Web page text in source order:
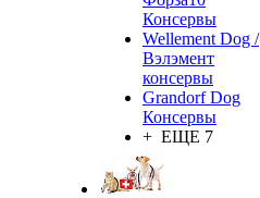
Консервы
Wellement Dog /
Вэлэмент
консервы
Grandorf Dog
Консервы
+ ЕЩЕ 7